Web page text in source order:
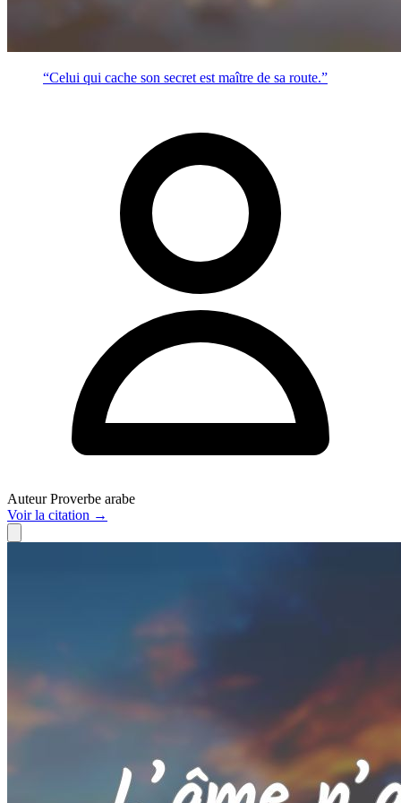
“Celui qui cache son secret est maître de sa route.”
Auteur Proverbe arabe
Voirla citation →